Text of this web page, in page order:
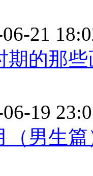
21
期的那些
19
（男生篇